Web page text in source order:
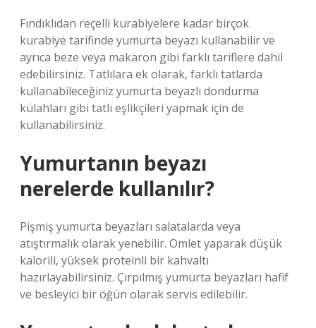
Fındıklıdan reçelli kurabiyelere kadar birçok
kurabiye tarifinde yumurta beyazı kullanabilir ve
ayrıca beze veya makaron gibi farklı tariflere dahil
edebilirsiniz. Tatlılara ek olarak, farklı tatlarda
kullanabileceğiniz yumurta beyazlı dondurma
külahları gibi tatlı eşlikçileri yapmak için de
kullanabilirsiniz.
Yumurtanın beyazı
nerelerde kullanılır?
Pişmiş yumurta beyazları salatalarda veya
atıştırmalık olarak yenebilir. Omlet yaparak düşük
kalorili, yüksek proteinli bir kahvaltı
hazırlayabilirsiniz. Çırpılmış yumurta beyazları hafif
ve besleyici bir öğün olarak servis edilebilir.